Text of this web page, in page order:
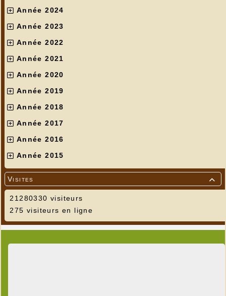
Année 2024
Année 2023
Année 2022
Année 2021
Année 2020
Année 2019
Année 2018
Année 2017
Année 2016
Année 2015

Visites
21280330 visiteurs
275 visiteurs en ligne